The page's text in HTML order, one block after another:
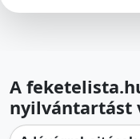
A
nyilvántartást